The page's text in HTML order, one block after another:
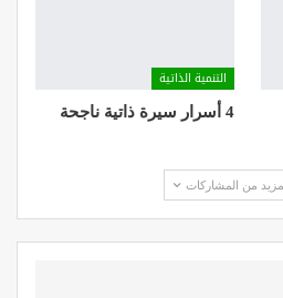
التنمية الذاتية
4 أسرار سيرة ذاتية ناجحة
من المشاركات